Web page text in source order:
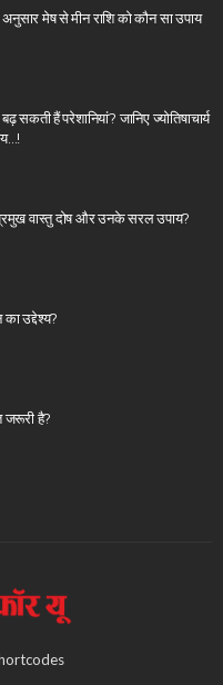
मेष से मीन राशि को कौन सा उपाय
हैं परेशानियां? जानिए ज्योतिषाचार्य
वास्तु दोष और उनके सरल उपाय?
उद्देश्य?
जरूरी है?